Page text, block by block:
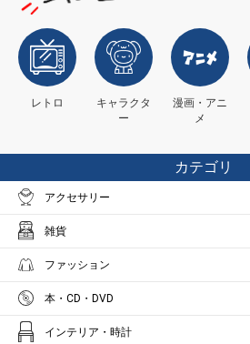
レトロ
キャラクタ
ー
漫画・アニ
メ
カテゴリ
アクセサリー
雑貨
ファッション
本・CD・DVD
インテリア・時計